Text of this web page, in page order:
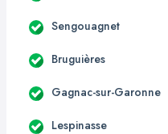
Sengouagnet
Bruguières
Gagnac-sur-Garonne
Lespinasse